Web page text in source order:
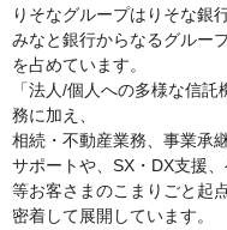
りそなグループはりそな銀
みなと銀行からなるグルー
を占めています。
「法人/個人への多様な信
務に加え、
相続・不動産業務、事業承
サポートや、SX・DX支援
等お客さまのこまりごと起
密着して展開しています。